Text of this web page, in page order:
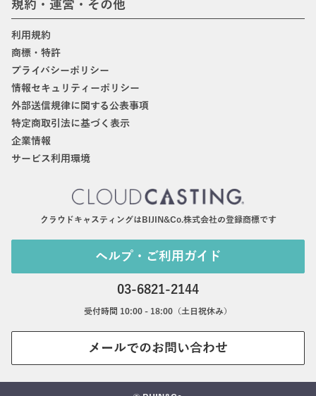
規約・運営・その他
利用規約
商標・特許
プライバシーポリシー
情報セキュリティーポリシー
外部送信規律に関する公表事項
特定商取引法に基づく表示
企業情報
サービス利用環境
クラウドキャスティングはBIJIN&Co.株式会社の登録商標です
ヘルプ・ご利用ガイド
03-6821-2144
受付時間 10:00 - 18:00（土日祝休み）
メールでのお問い合わせ